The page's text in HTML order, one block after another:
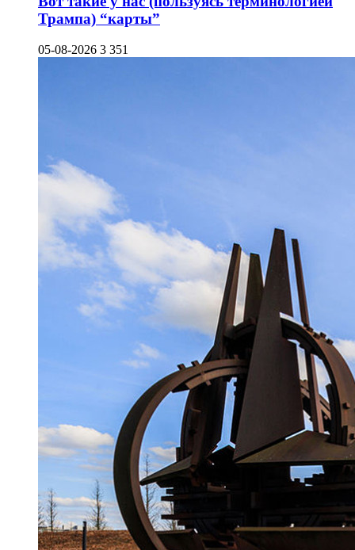
Трампа) “карты”
05-08-2026 3 351